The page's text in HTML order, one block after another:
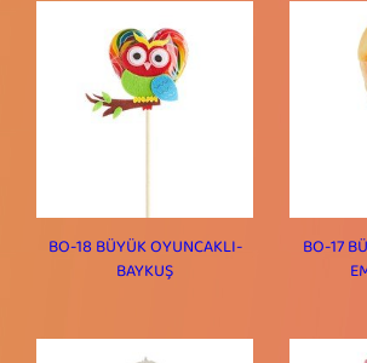
BO-18 BÜYÜK OYUNCAKLI-
BAYKUŞ
BO-17